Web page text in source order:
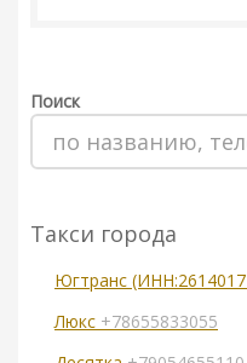
Поиск
Такси города
Югтранс
Люкс +78655833055